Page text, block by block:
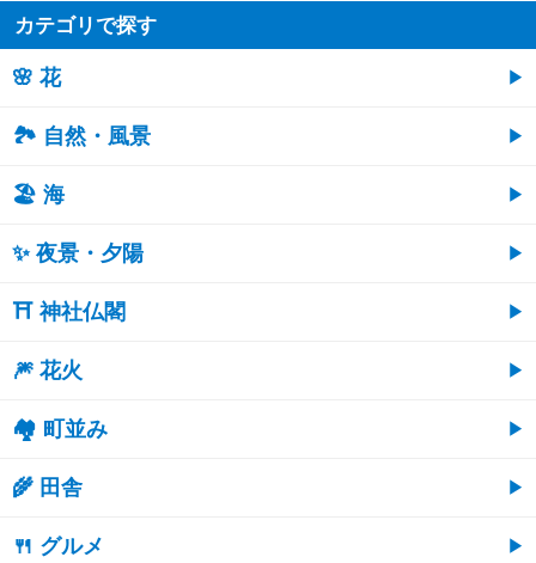
カテゴリで探す
🌸 花
🏞️ 自然・風景
🏖 海
✨ 夜景・夕陽
⛩ 神社仏閣
🎆 花火
🏘 町並み
🌾 田舎
🍴 グルメ